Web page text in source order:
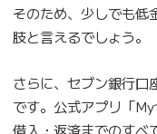
そのため、少しでも低
肢と言えるでしょう。
さらに、セブン銀行口
です。公式アプリ「
借入・返済までのすべ